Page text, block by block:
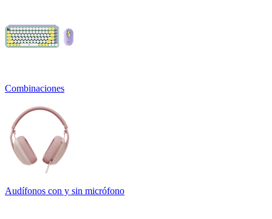
Combinaciones
Audífonos con y sin micrófono